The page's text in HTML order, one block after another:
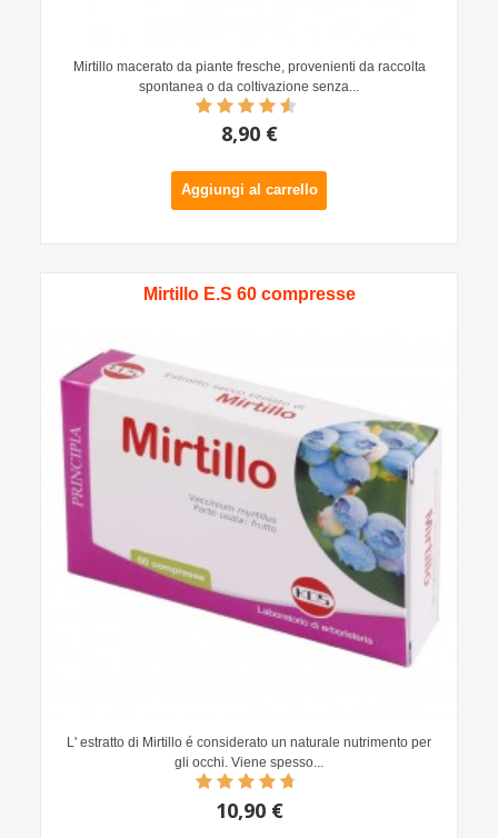
Mirtillo macerato da piante fresche, provenienti da raccolta
spontanea o da coltivazione senza...
8,90 €
Aggiungi al carrello
Mirtillo E.S 60 compresse
L' estratto di Mirtillo é considerato un naturale nutrimento per
gli occhi. Viene spesso...
10,90 €